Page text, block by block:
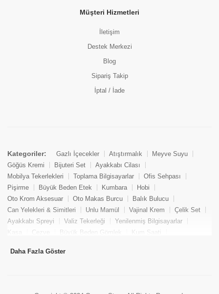
Müşteri Hizmetleri
İletişim
Destek Merkezi
Blog
Sipariş Takip
İptal / İade
Kategoriler: Gazlı İçecekler Atıştırmalık
Meyve Suyu
Göğüs Kremi
Bijuteri Set
Ayakkabı Cilası
Mobilya Tekerlekleri
Toplama Bilgisayarlar
Ofis Sehpası
Pişirme
Büyük Beden Etek Kumbara
Hobi
Oto Krom Aksesuar
Oto Makas Burcu
Balık Bulucu
Can Yelekleri & Simitleri
Unlu Mamül Vajinal Krem
Çelik Set
Ayakkabı Spreyi
Valiz Tekerleği
Yenilenmiş Bilgisayarlar
Kasa
Cezve Büyük Beden Gömlek
Kum Saati
Tekne Bağlama & Demirleme
Daha Fazla Göster